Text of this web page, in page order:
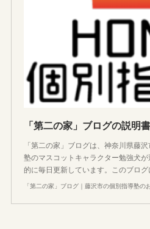
「第二の家」ブログの説明書
「第二の家」ブログは、神奈川県藤
塾のマスコットキャラクター勉強犬
的に毎日更新しています。このブロ
「第二の家」ブログ｜藤沢市の個別指導塾の